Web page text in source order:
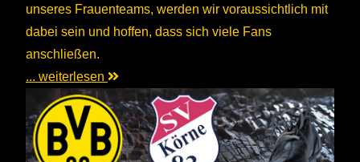
unseres Frauenteams, werden wir voraussichtlich mit
dabei sein und hoffen, dass sich viele Fans
anschließen.
... weiterlesen